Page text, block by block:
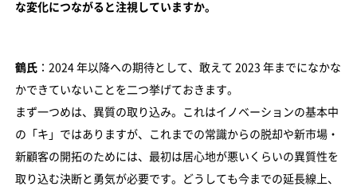
な変化につながると注視していますか。
鶴氏 ：2024 年以降への期待として、敢えて 2023 年までになかな
かできていないことを二つ挙げておきます。
まず一つめは、異質の取り込み。これはイノベーションの基本中
の「キ」ではありますが、これまでの常識からの脱却や新市場・
新顧客の開拓のためには、最初は居心地が悪いくらいの異質性を
取り込む決断と勇気が必要です。どうしても今までの延長線上、